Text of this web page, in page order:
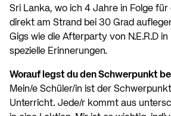
Sri Lanka, wo ich 4 Jahre in Folge
direkt am Strand bei 30 Grad
Gigs wie die Afterparty von N.E.R.D
spezielle Erinnerungen.
Worauf legst du den Schwerpunkt
Mein/e Schüler/in ist der
Unterricht. Jede/r kommt aus